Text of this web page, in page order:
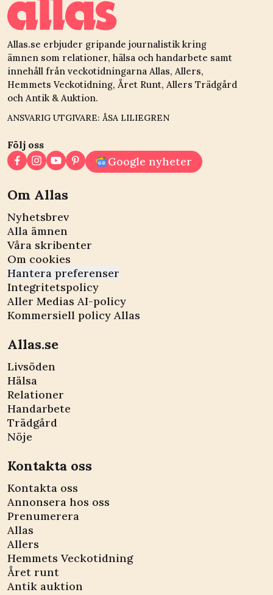
Allas.se erbjuder gripande journalistik kring
ämnen som relationer, hälsa och handarbete samt
innehåll från veckotidningarna Allas, Allers,
Hemmets Veckotidning, Året Runt, Allers Trädgård
och Antik & Auktion.
ANSVARIG UTGIVARE: ÅSA LILIEGREN
Följ oss
Google nyheter
Om Allas
Nyhetsbrev
Alla ämnen
Våra skribenter
Om cookies
Hantera preferenser
Integritetspolicy
Aller Medias AI-policy
Kommersiell policy Allas
Allas.se
Livsöden
Hälsa
Relationer
Handarbete
Trädgård
Nöje
Kontakta oss
Kontakta oss
Annonsera hos oss
Prenumerera
Allas
Allers
Hemmets Veckotidning
Året runt
Antik auktion